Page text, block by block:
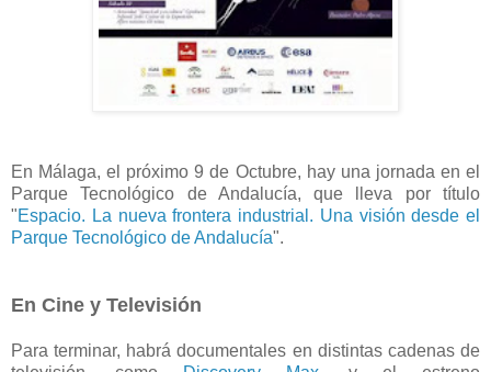
En Málaga, el próximo 9 de Octubre, hay una jornada en el
Parque Tecnológico de Andalucía, que lleva por título
"Espacio. La nueva frontera industrial. Una visión desde el
Parque Tecnológico de Andalucía".
En Cine y Televisión
Para terminar, habrá documentales en distintas cadenas de